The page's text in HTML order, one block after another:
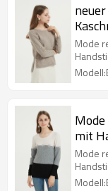
Mode
mit
Mode